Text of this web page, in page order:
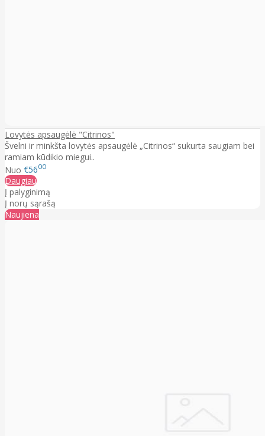
Lovytės apsaugėlė "Citrinos"
Švelni ir minkšta lovytės apsaugėlė „Citrinos“ sukurta saugiam bei
ramiam kūdikio miegui..
Nuo €5600
Daugiau
Į palyginimą
Į norų sąrašą
Naujiena